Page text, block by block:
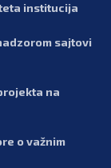
institucija
sajtovi
na
o važnim